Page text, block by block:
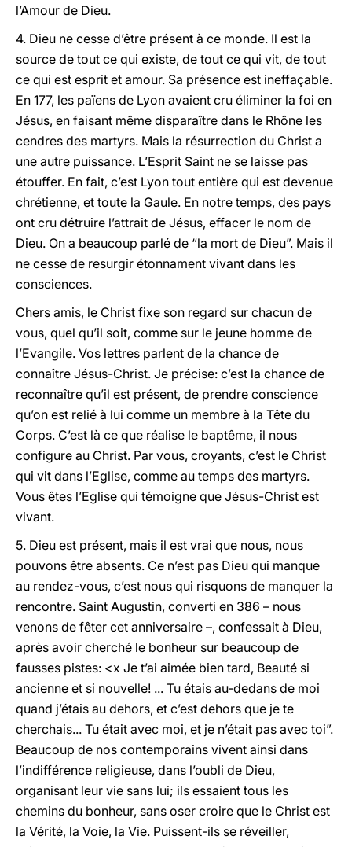
l’Amour de Dieu.
4. Dieu ne cesse d’être présent à ce monde. Il est la
source de tout ce qui existe, de tout ce qui vit, de tout
ce qui est esprit et amour. Sa présence est ineffaçable.
En 177, les païens de Lyon avaient cru éliminer la foi en
Jésus, en faisant même disparaître dans le Rhône les
cendres des martyrs. Mais la résurrection du Christ a
une autre puissance. L’Esprit Saint ne se laisse pas
étouffer. En fait, c’est Lyon tout entière qui est devenue
chrétienne, et toute la Gaule. En notre temps, des pays
ont cru détruire l’attrait de Jésus, effacer le nom de
Dieu. On a beaucoup parlé de “la mort de Dieu”. Mais il
ne cesse de resurgir étonnament vivant dans les
consciences.
Chers amis, le Christ fixe son regard sur chacun de
vous, quel qu’il soit, comme sur le jeune homme de
l’Evangile. Vos lettres parlent de la chance de
connaître Jésus-Christ. Je précise: c’est la chance de
reconnaître qu’il est présent, de prendre conscience
qu’on est relié à lui comme un membre à la Tête du
Corps. C’est là ce que réalise le baptême, il nous
configure au Christ. Par vous, croyants, c’est le Christ
qui vit dans l’Eglise, comme au temps des martyrs.
Vous êtes l’Eglise qui témoigne que Jésus-Christ est
vivant.
5. Dieu est présent, mais il est vrai que nous, nous
pouvons être absents. Ce n’est pas Dieu qui manque
au rendez-vous, c’est nous qui risquons de manquer la
rencontre. Saint Augustin, converti en 386 – nous
venons de fêter cet anniversaire –, confessait à Dieu,
après avoir cherché le bonheur sur beaucoup de
fausses pistes: <x Je t’ai aimée bien tard, Beauté si
ancienne et si nouvelle! ... Tu étais au-dedans de moi
quand j’étais au dehors, et c’est dehors que je te
cherchais... Tu était avec moi, et je n’était pas avec toi”.
Beaucoup de nos contemporains vivent ainsi dans
l’indifférence religieuse, dans l’oubli de Dieu,
organisant leur vie sans lui; ils essaient tous les
chemins du bonheur, sans oser croire que le Christ est
la Vérité, la Voie, la Vie. Puissent-ils se réveiller,